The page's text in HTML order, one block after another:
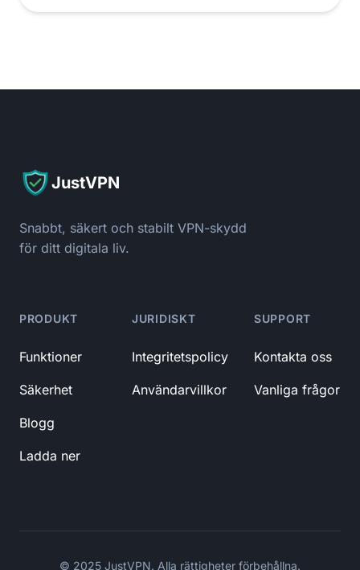
JustVPN
Snabbt, säkert och stabilt VPN-skydd
för ditt digitala liv.
PRODUKT
Funktioner
Säkerhet
Blogg
Ladda ner
JURIDISKT
Integritetspolicy
Användarvillkor
SUPPORT
Kontakta oss
Vanliga frågor
© 2025 JustVPN. Alla rättigheter förbehållna.